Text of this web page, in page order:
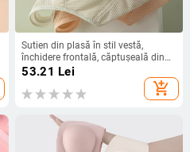
Sutien din plasă în stil vestă,
închidere frontală, căptușeală din
bumbac, cupe nemoldate
53.21 Lei
add_shopping_cart